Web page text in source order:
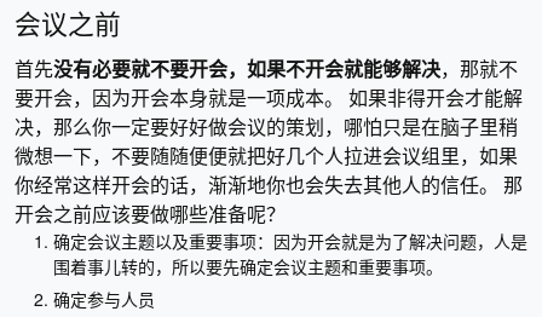
会议之前
首先没有必要就不要开会，如果不开会就能够解决，那就不
要开会，因为开会本身就是一项成本。 如果非得开会才能解
决，那么你一定要好好做会议的策划，哪怕只是在脑子里稍
微想一下，不要随随便便就把好几个人拉进会议组里，如果
你经常这样开会的话，渐渐地你也会失去其他人的信任。 那
开会之前应该要做哪些准备呢？
确定会议主题以及重要事项：因为开会就是为了解决问题，人是
围着事儿转的，所以要先确定会议主题和重要事项。
确定参与人员